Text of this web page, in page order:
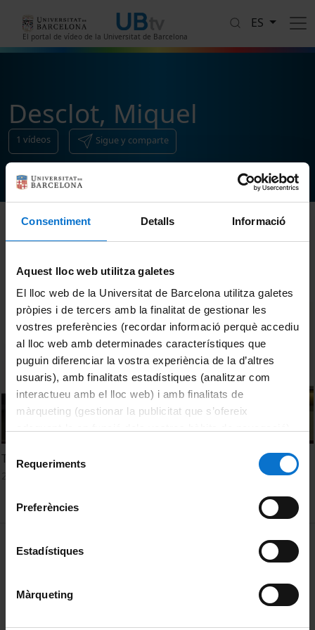
Consentiment Detalls Informació
Aquest lloc web utilitza galetes
El lloc web de la Universitat de Barcelona utilitza galetes
pròpies i de tercers amb la finalitat de gestionar les
vostres preferències (recordar informació perquè accediu
al lloc web amb determinades característiques que
puguin diferenciar la vostra experiència de la d’altres
usuaris), amb finalitats estadístiques (analitzar com
interactueu amb el lloc web) i amb finalitats de
màrqueting (gestionar la publicitat que s’ofereix
consultar laPolítica de galetes del lloc web de la
Requeriments
Preferències
Estadístiques
Màrqueting
El portal de vídeo de la Universitat de Barcelona
ES
Desclot, Miquel
1 vídeos Sigue y comparte
Ordenar
Taula sobre la creativitat i l’educació literària
MENÚ PEU 1
Política de Cookies
Privacidad y términos